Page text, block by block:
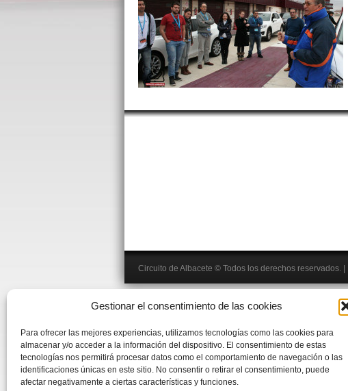
Gestionar el consentimiento de las cookies
Para ofrecer las mejores experiencias, utilizamos tecnologías como las cookies para
almacenar y/o acceder a la información del dispositivo. El consentimiento de estas
tecnologías nos permitirá procesar datos como el comportamiento de navegación o las
identificaciones únicas en este sitio. No consentir o retirar el consentimiento, puede
afectar negativamente a ciertas características y funciones.
Circuito de Albacete © Todos los derechos reservados.